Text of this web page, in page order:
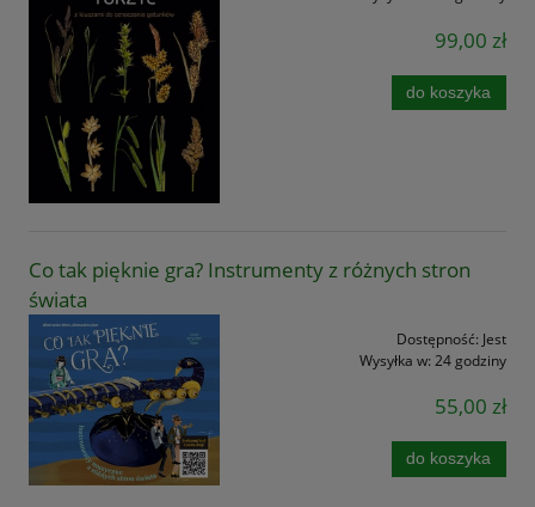
99,00 zł
do koszyka
Co tak pięknie gra? Instrumenty z różnych stron
świata
Dostępność: Jest
Wysyłka w: 24 godziny
55,00 zł
do koszyka